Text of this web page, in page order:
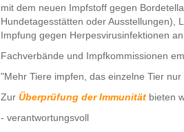
mit dem neuen Impfstoff gegen
Hundetagesstätten oder Ausstellungen),
Impfung gegen Herpesvirusinfektionen an.
Fachverbände und Impfkommissionen
"Mehr Tiere impfen, das einzelne Tier
Zur Überprüfung der Immunität bieten
- verantwortungsvoll